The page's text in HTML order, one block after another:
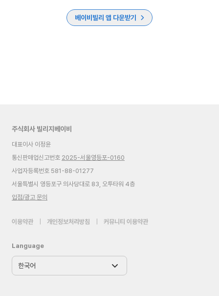
베이비빌리 앱 다운받기
주식회사 빌리지베이비
대표이사 이정윤
통신판매업신고번호 2025-서울영등포-0160
사업자등록번호 581-88-01277
서울특별시 영등포구 의사당대로 83, 오투타워 4층
입점/광고 문의
이용약관 개인정보처리방침 커뮤니티 이용약관
Language